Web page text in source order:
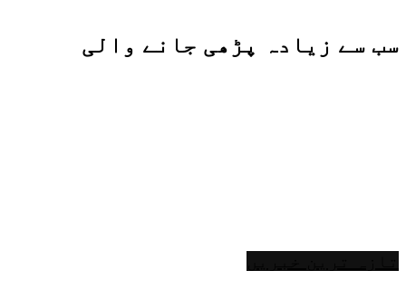
سب سے زیادہ پڑھی جانے والی